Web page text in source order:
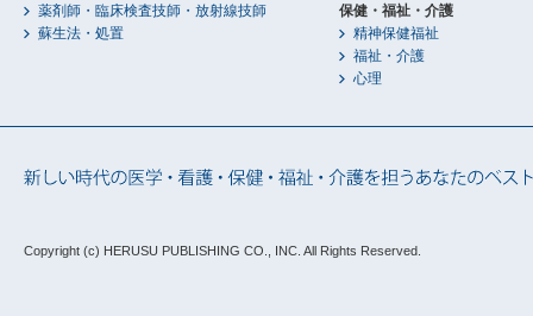
薬剤師・臨床検査技師・放射線技師
蘇生法・処置
保健・福祉・介護
精神保健福祉
福祉・介護
心理
Copyright (c) HERUSU PUBLISHING CO., INC. All Rights Reserved.